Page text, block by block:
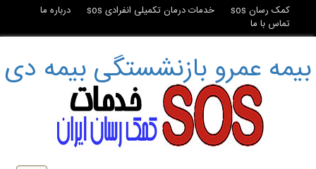
کمک رسان sos خدمات درمان تکمیلی انفرادی sos
درباره ما
تماس با ما
بیمه عمرو بازنشستگی بیمه دی